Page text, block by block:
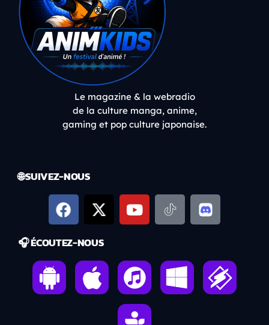
Le magazine & la webradio
de la culture manga, anime,
gaming et pop culture japonaise.
🌐 SUIVEZ-NOUS
🎧 ÉCOUTEZ-NOUS